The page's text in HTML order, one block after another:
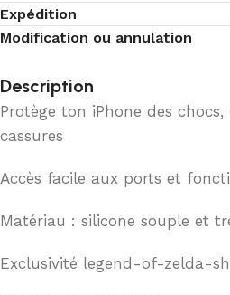
Expédition
Modification ou annulation
Description
Protège ton iPhone des
cassures
Accès facile aux ports et
Matériau : silicone souple et
Exclusivité legend-of-zelda-